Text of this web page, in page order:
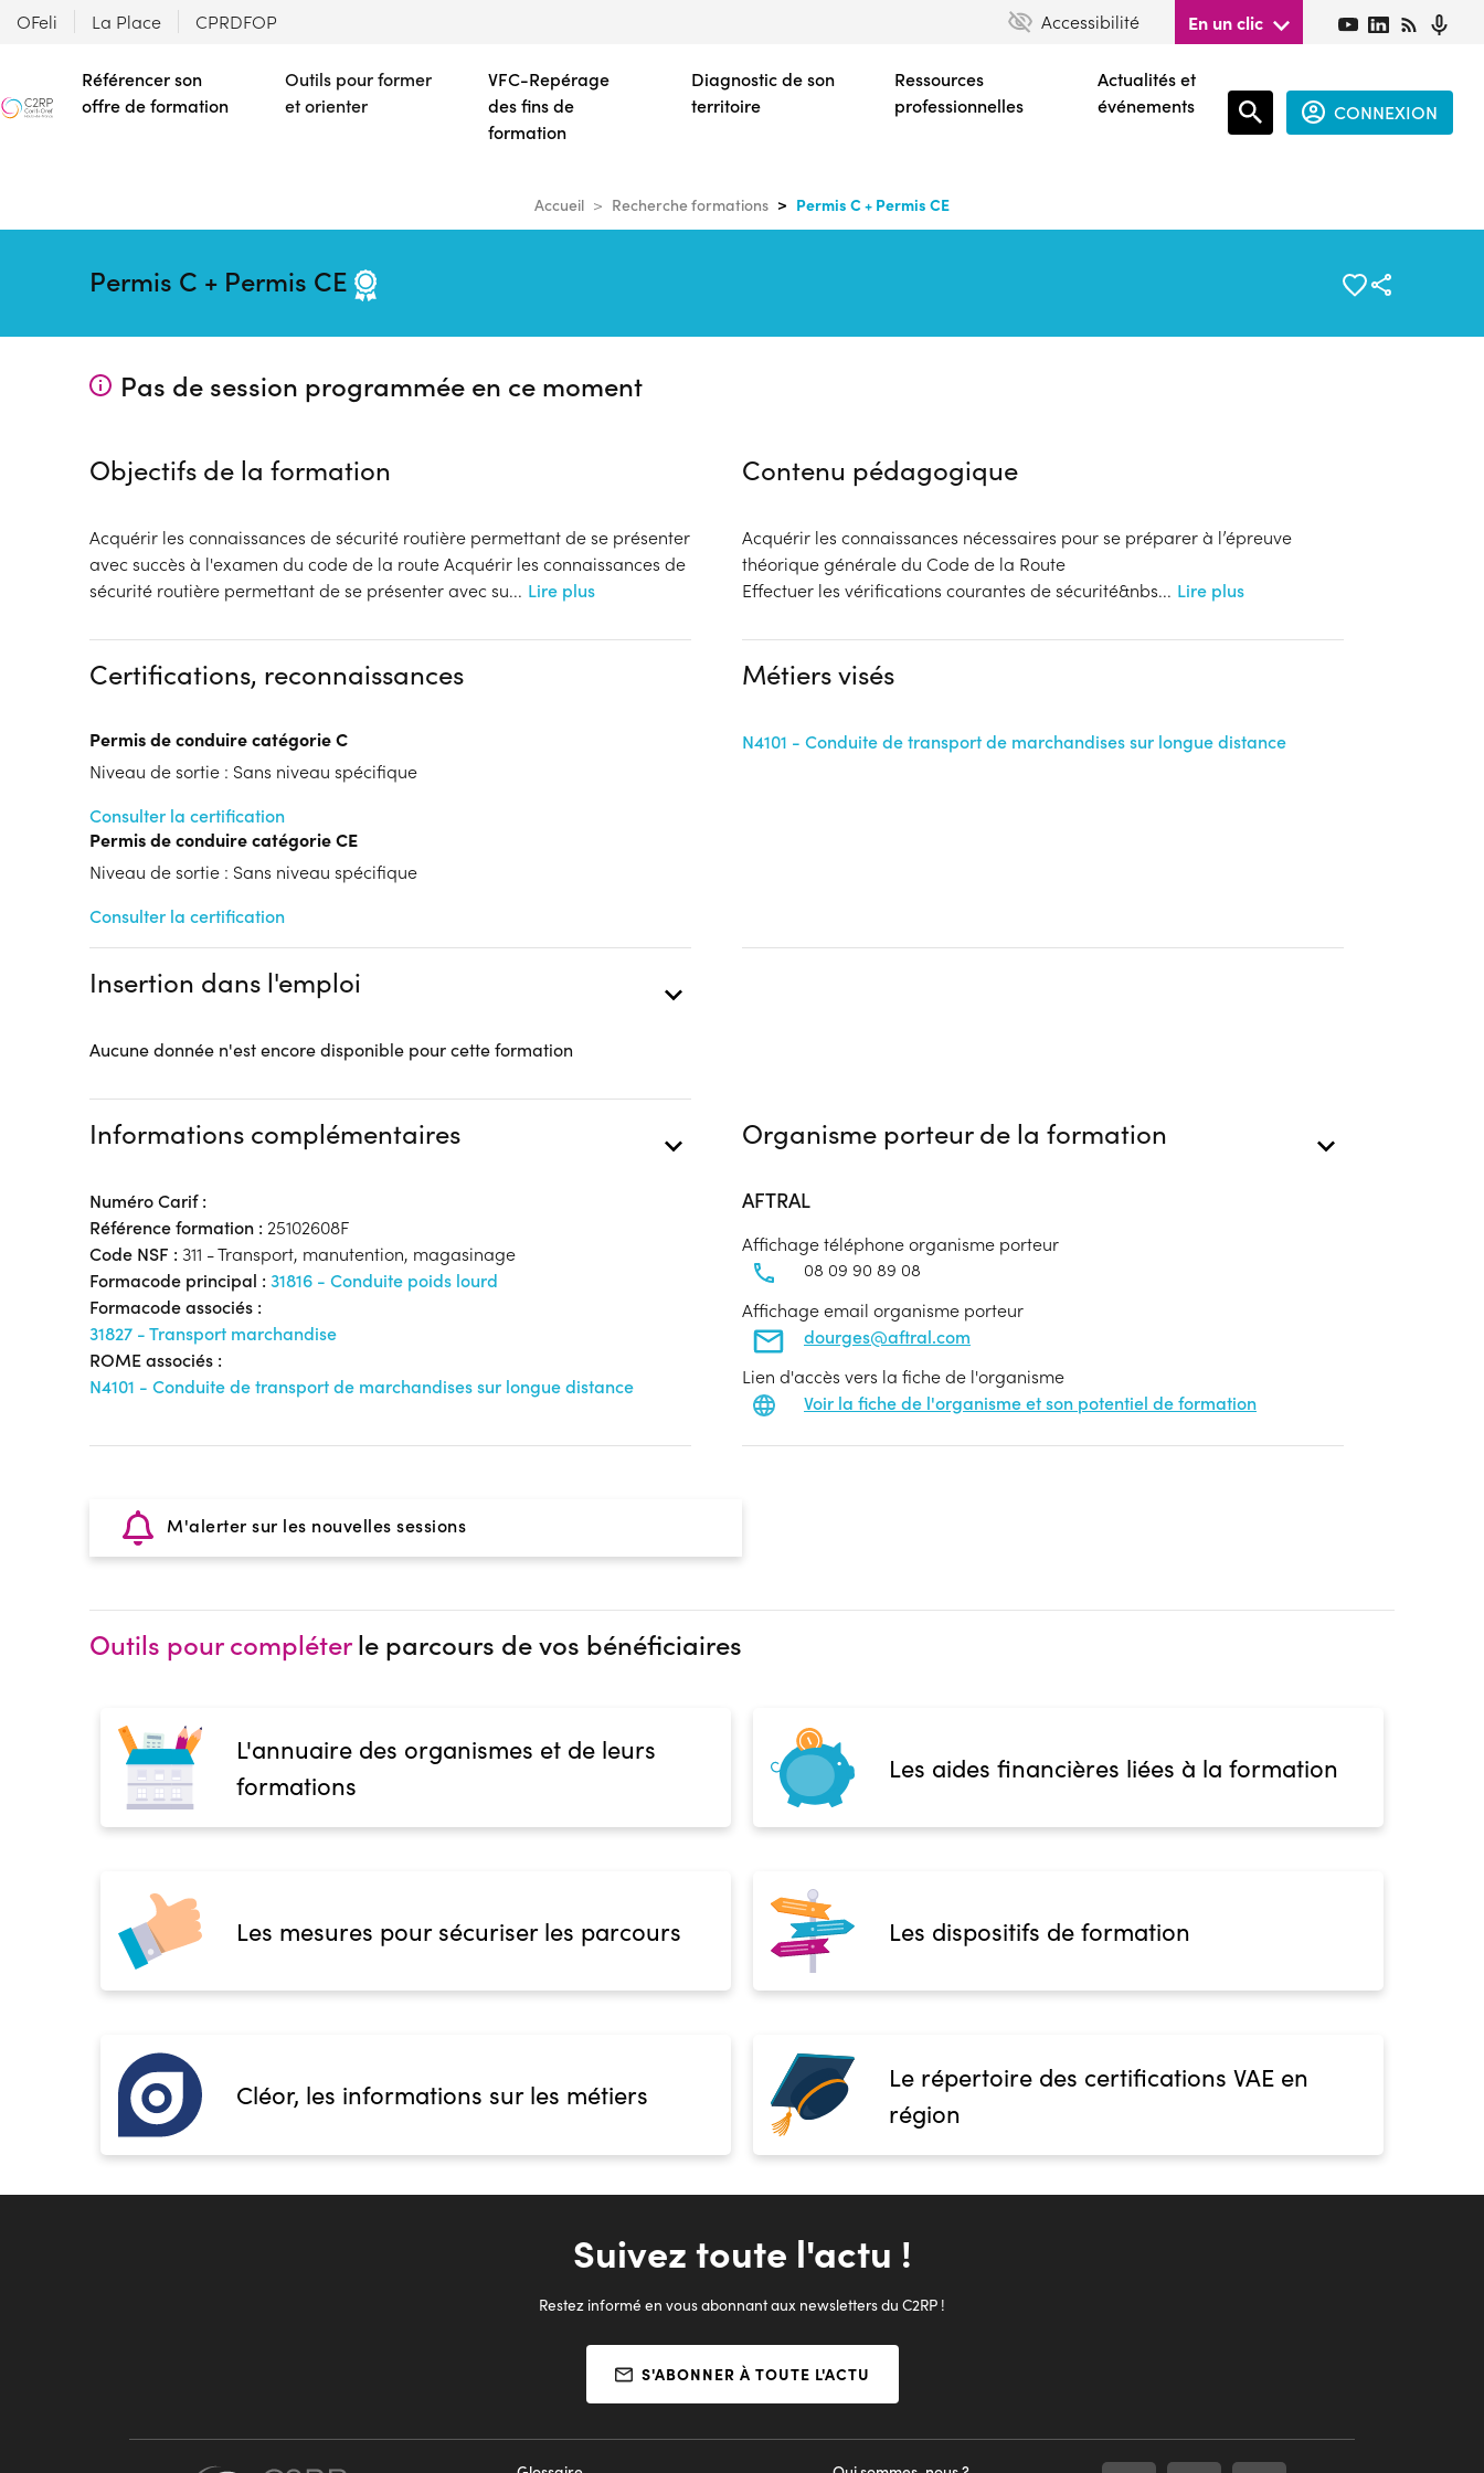
contenu
principal
OFeli La Place CPRDFOP Accessibilité En un clic
Référencer son
offre de formation
Outils pour former
et orienter
VFC-Repérage
des fins de
formation
Diagnostic de son
territoire
Ressources
professionnelles
Actualités et
événements
CONNEXION
Accueil Recherche formations Permis C + Permis CE
Permis C + Permis CE
Pas de session programmée en ce moment
Objectifs de la formation
Acquérir les connaissances de sécurité routière permettant de se présenter
avec succès à l'examen du code de la route Acquérir les connaissances de
sécurité routière permettant de se présenter avec su... Lire plus
Contenu pédagogique
Acquérir les connaissances nécessaires pour se préparer à l’épreuve
théorique générale du Code de la Route
Effectuer les vérifications courantes de sécurité&nbs... Lire plus
Certifications, reconnaissances
Permis de conduire catégorie C
Niveau de sortie : Sans niveau spécifique
Consulter la certification
Permis de conduire catégorie CE
Niveau de sortie : Sans niveau spécifique
Consulter la certification
Métiers visés
N4101 - Conduite de transport de marchandises sur longue distance
Insertion dans l'emploi
Aucune donnée n'est encore disponible pour cette formation
Informations complémentaires
Numéro Carif :
Référence formation : 25102608F
Code NSF : 311 - Transport, manutention, magasinage
Formacode principal : 31816 - Conduite poids lourd
Formacode associés :
31827 - Transport marchandise
ROME associés :
N4101 - Conduite de transport de marchandises sur longue distance
Organisme porteur de la formation
AFTRAL
Affichage téléphone organisme porteur
08 09 90 89 08
Affichage email organisme porteur
dourges@aftral.com
Lien d'accès vers la fiche de l'organisme
Voir la fiche de l'organisme et son potentiel de formation
M'alerter sur les nouvelles sessions
Outils pour compléterle parcours de vos bénéficiaires
L'annuaire des organismes et de leurs
formations
Les aides financières liées à la formation
Les mesures pour sécuriser les parcours Les dispositifs de formation
Cléor, les informations sur les métiers
Le répertoire des certifications VAE en
région
Suivez toute l'actu !
Restez informé en vous abonnant aux newsletters du C2RP !
S'ABONNER À TOUTE L'ACTU